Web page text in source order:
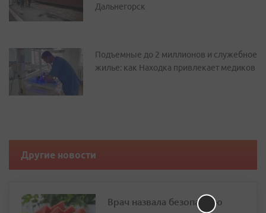
Дальнегорск
Подъемные до 2 миллионов и служебное
жилье: как Находка привлекает медиков
Другие новости
Врач назвала безопасную